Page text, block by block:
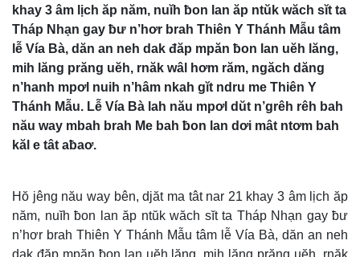
khay 3 âm lịch ăp năm, nuĭh ƀon lan ăp ntŭk wăch sĭt ta
Tháp Nhạn gay ƀư n’hơr brah Thiên Y Thánh Mẫu tâm
lễ Vía Bà, dăn an neh dak đăp mpăn ƀon lan uĕh lăng,
mih lăng prăng uĕh, rnăk wâl hơm răm, ngăch dăng
n’hanh mpơl nuih n’hâm nkah gĭt ndru me Thiên Y
Thánh Mẫu. Lễ Vía Bà lah nău mpơl dŭt n’grêh rêh bah
nău way mbah brah Me bah ƀon lan dơi mât ntơm bah
kăl e tât aƀaơ.
Hŏ jêng nău way bên, djăt ma tât nar 21 khay 3 âm lịch ăp
năm, nuĭh ƀon lan ăp ntŭk wăch sĭt ta Tháp Nhạn gay ƀư
n’hơr brah Thiên Y Thánh Mẫu tâm lễ Vía Bà, dăn an neh